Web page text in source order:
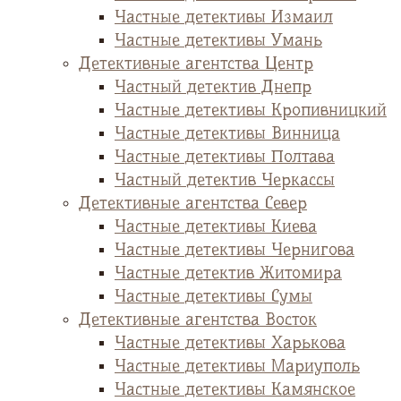
Частные детективы Измаил
Частные детективы Умань
Детективные агентства Центр
Частный детектив Днепр
Частные детективы Кропивницкий
Частные детективы Винница
Частные детективы Полтава
Частный детектив Черкассы
Детективные агентства Север
Частные детективы Киева
Частные детективы Чернигова
Частные детектив Житомира
Частные детективы Сумы
Детективные агентства Восток
Частные детективы Харькова
Частные детективы Мариуполь
Частные детективы Камянское